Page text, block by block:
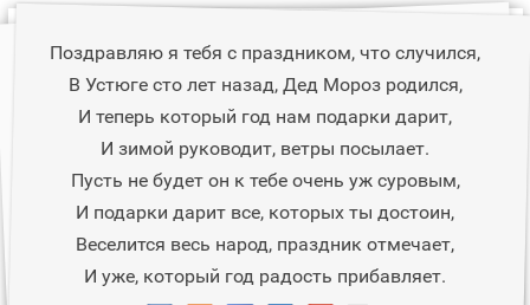
Поздравляю я тебя с праздником, что случился,
В Устюге сто лет назад, Дед Мороз родился,
И теперь который год нам подарки дарит,
И зимой руководит, ветры посылает.
Пусть не будет он к тебе очень уж суровым,
И подарки дарит все, которых ты достоин,
Веселится весь народ, праздник отмечает,
И уже, который год радость прибавляет.